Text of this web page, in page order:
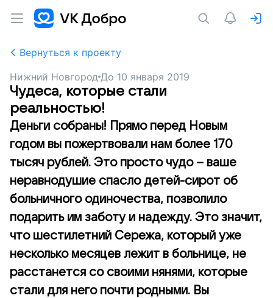
Вернуться к проекту
Нижний Новгород До 10 января 2019
Чудеса, которые стали
реальностью!
Деньги собраны! Прямо перед Новым
годом вы пожертвовали нам более 170
тысяч рублей. Это просто чудо – ваше
неравнодушие спасло детей-сирот об
больничного одиночества, позволило
подарить им заботу и надежду. Это значит,
что шестилетний Сережа, который уже
несколько месяцев лежит в больнице, не
расстанется со своими нянями, которые
стали для него почти родными. Вы